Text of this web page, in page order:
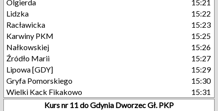
Olgierda
15:21
Lidzka
15:22
Racławicka
15:23
Karwiny PKM
15:25
Nałkowskiej
15:26
Źródło Marii
15:27
Lipowa [GDY]
15:29
Gryfa Pomorskiego
15:30
Wielki Kack Fikakowo
15:31
Kurs nr 11 do Gdynia Dworzec Gł. PKP